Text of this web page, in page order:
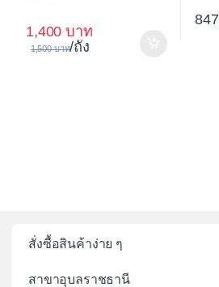
1,400
1,500 /ถัง
847
สั่งซื้อสินค้าง่าย ๆ
สาขาอุบลราชธานี